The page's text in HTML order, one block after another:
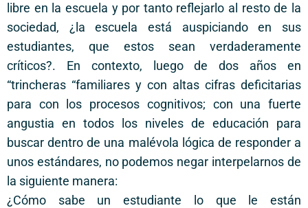
libre en la escuela y por tanto reflejarlo al resto de la
sociedad, ¿la escuela está auspiciando en sus
estudiantes, que estos sean verdaderamente
críticos?. En contexto, luego de dos años en
“trincheras “familiares y con altas cifras deficitarias
para con los procesos cognitivos; con una fuerte
angustia en todos los niveles de educación para
buscar dentro de una malévola lógica de responder a
unos estándares, no podemos negar interpelarnos de
la siguiente manera:
¿Cómo sabe un estudiante lo que le están